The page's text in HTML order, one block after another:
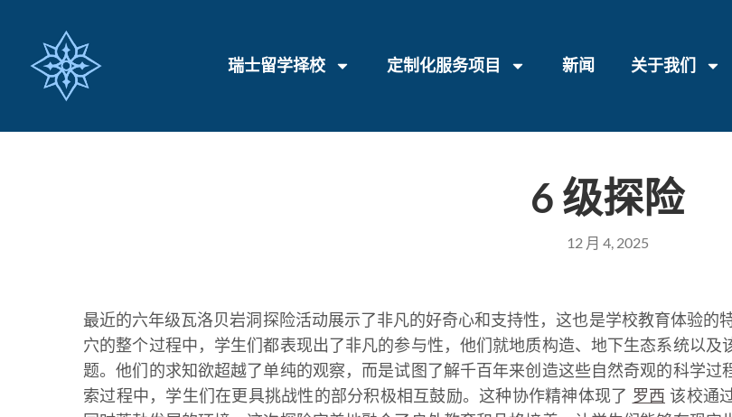
瑞士留学择校 定制化服务项目 新闻 关于我们
6 级探险
12 月 4, 2025
最近的六年级瓦洛贝岩洞探险活动展示了非凡的好奇心和支持性，这也是学校教育体验的
穴的整个过程中，学生们都表现出了非凡的参与性，他们就地质构造、地下生态系统以
题。他们的求知欲超越了单纯的观察，而是试图了解千百年来创造这些自然奇观的科学
索过程中，学生们在更具挑战性的部分积极相互鼓励。这种协作精神体现了 罗西 该校通